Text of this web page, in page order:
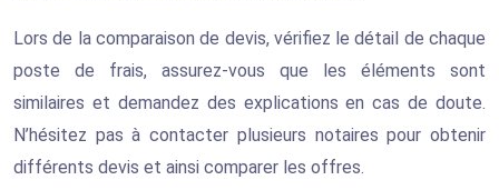
Lors de la comparaison de devis, vérifiez le détail de chaque
poste de frais, assurez-vous que les éléments sont
similaires et demandez des explications en cas de doute.
N’hésitez pas à contacter plusieurs notaires pour obtenir
différents devis et ainsi comparer les offres.